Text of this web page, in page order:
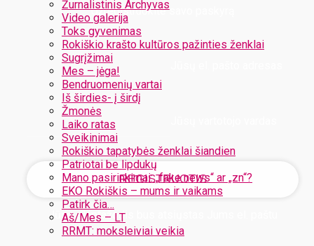
Žurnalistinis Archyvas
Video galerija
Toks gyvenimas
Rokiškio krašto kultūros pažinties ženklai
Sugrįžimai
Mes – jėga!
Bendruomenių vartai
Iš širdies- į širdį
Žmonės
Laiko ratas
Sveikinimai
Rokiškio tapatybės ženklai šiandien
Patriotai be lipdukų
Mano pasirinkimai: „fake news“ ar „zn“?
EKO Rokiškis – mums ir vaikams
Patirk čia…
Aš/Mes – LT
RRMT: moksleiviai veikia
Užregistruokite savo paskyrą
Jūsų slaptažodis bus atsiųstas Jums el. paštu